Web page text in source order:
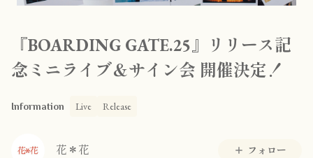
『BOARDING GATE.25』リリース記
念ミニライブ＆サイン会 開催決定！
Information Live Release
花＊花 フォロー